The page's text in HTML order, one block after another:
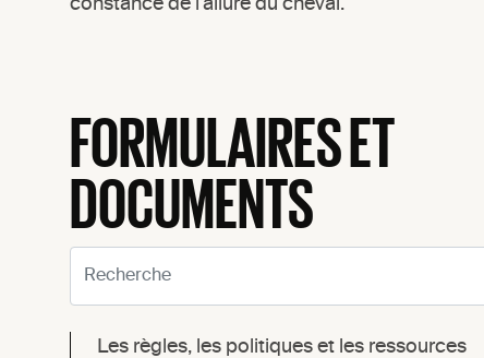
constance de l’allure du cheval.
FORMULAIRES ET
DOCUMENTS
Les règles, les politiques et les ressources